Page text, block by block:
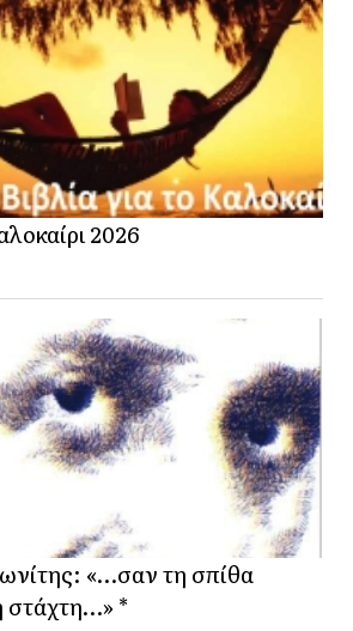
2026
«…σαν τη σπίθα
στάχτη…» *